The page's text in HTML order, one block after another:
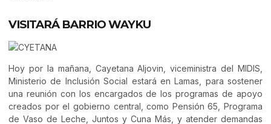
VISITARÁ BARRIO WAYKU
Hoy por la mañana, Cayetana Aljovin, viceministra del MIDIS,
Ministerio de Inclusión Social estará en Lamas, para sostener
una reunión con los encargados de los programas de apoyo
creados por el gobierno central, como Pensión 65, Programa
de Vaso de Leche, Juntos y Cuna Más, y atender demandas